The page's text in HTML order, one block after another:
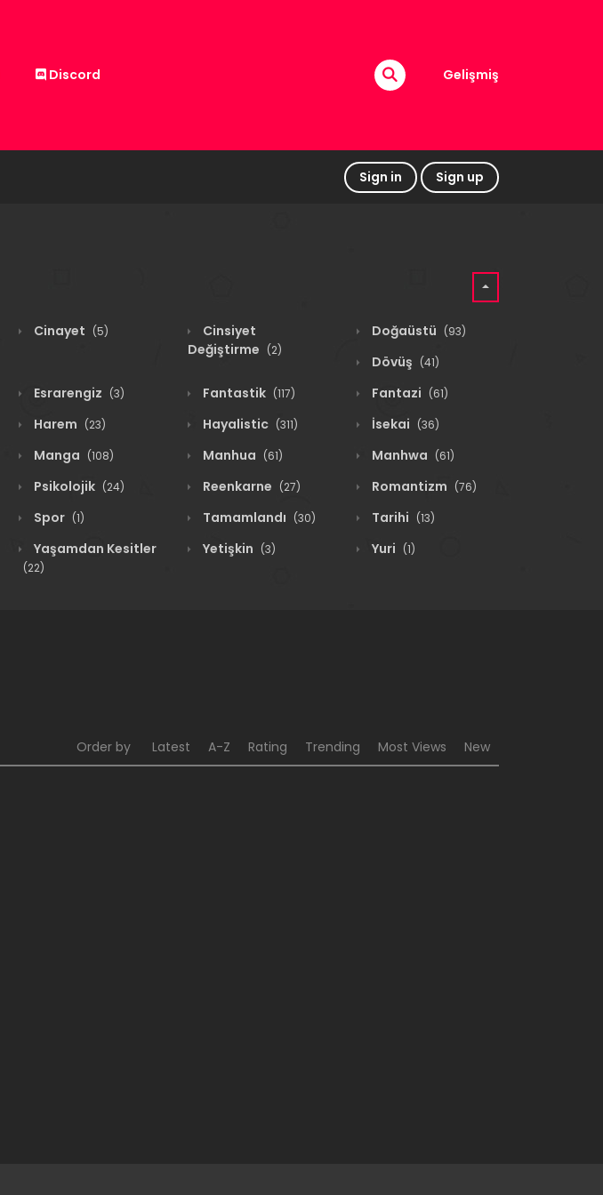
Discord Gelişmiş
Sign in Sign up
Cinayet (5)
Cinsiyet
Değiştirme (2)
Doğaüstü (93)
Dövüş (41)
Esrarengiz (3) Fantastik (117) Fantazi (61)
Harem (23) Hayalistic (311) İsekai (36)
Manga (108) Manhua (61) Manhwa (61)
Psikolojik (24) Reenkarne (27) Romantizm (76)
Spor (1) Tamamlandı (30) Tarihi (13)
Yaşamdan Kesitler
(22)
Yetişkin (3) Yuri (1)
Order by Latest A-Z Rating Trending Most Views New